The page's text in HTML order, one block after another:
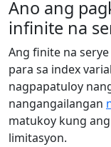
Ano ang
infinite na
Ang finite na
para sa index
nagpapatuloy
nangangailangan
matukoy kung
limitasyon.